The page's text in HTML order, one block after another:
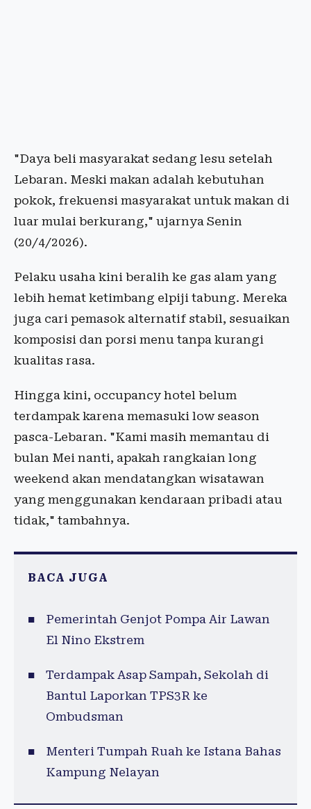
"Daya beli masyarakat sedang lesu setelah
Lebaran. Meski makan adalah kebutuhan
pokok, frekuensi masyarakat untuk makan di
luar mulai berkurang," ujarnya Senin
(20/4/2026).
Pelaku usaha kini beralih ke gas alam yang
lebih hemat ketimbang elpiji tabung. Mereka
juga cari pemasok alternatif stabil, sesuaikan
komposisi dan porsi menu tanpa kurangi
kualitas rasa.
Hingga kini, occupancy hotel belum
terdampak karena memasuki low season
pasca-Lebaran. "Kami masih memantau di
bulan Mei nanti, apakah rangkaian long
weekend akan mendatangkan wisatawan
yang menggunakan kendaraan pribadi atau
tidak," tambahnya.
BACA JUGA
Pemerintah Genjot Pompa Air Lawan
El Nino Ekstrem
Terdampak Asap Sampah, Sekolah di
Bantul Laporkan TPS3R ke
Ombudsman
Menteri Tumpah Ruah ke Istana Bahas
Kampung Nelayan